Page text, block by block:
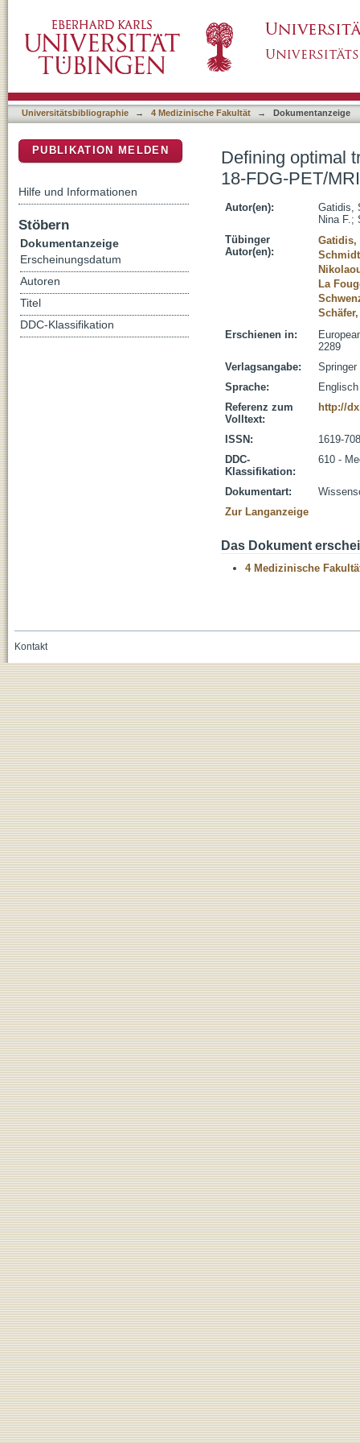
Universitätsbibliographie → 4 Medizinische Fakultät → Dokumentanzeige
Defining optimal
18-FDG-PET/MRI
Autor(en):
Gatidis,
Nina F.;
Tübinger
Autor(en):
Gatidis,
La
Erschienen in:
2289
Verlagsangabe:
Springer
Sprache:
Englisch
Referenz zum
Volltext:
http://
ISSN:
1619-
DDC-
Klassifikation:
610 -
Dokumentart:
Zur Langanzeige
Das Dokument
4 Medizinische
PUBLIKATION MELDEN
Hilfe und Informationen
Stöbern
Dokumentanzeige
Erscheinungsdatum
Autoren
Titel
DDC-Klassifikation
Kontakt